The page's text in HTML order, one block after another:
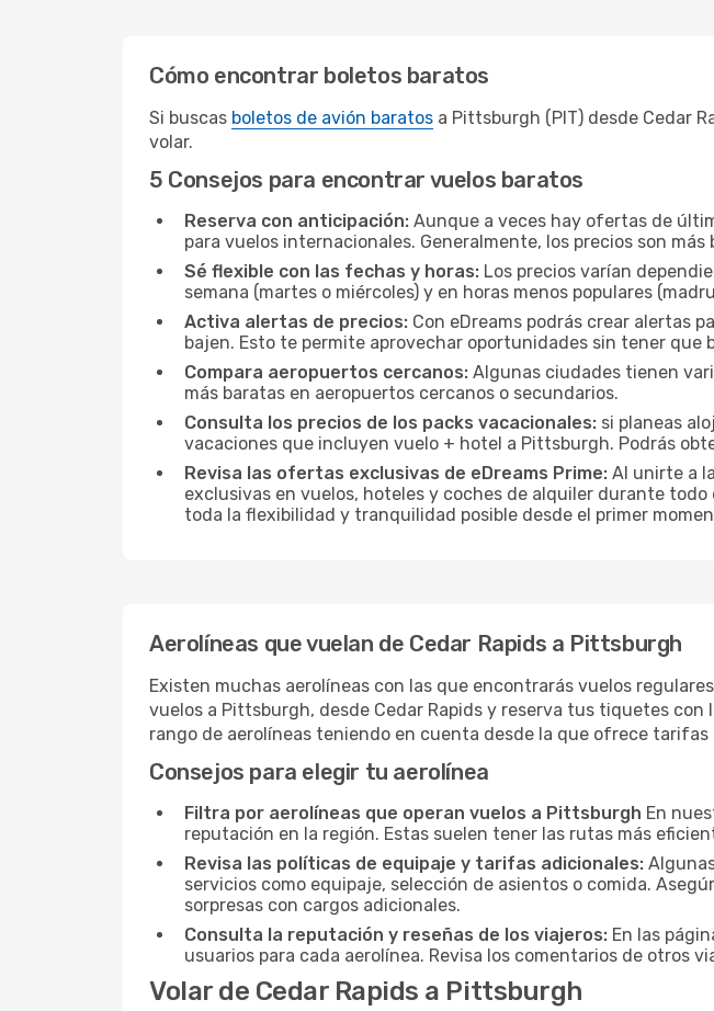
Cómo encontrar boletos baratos
Si buscas boletos de avión baratos a Pittsburgh (PIT) desde Cedar
volar.
5 Consejos para encontrar vuelos baratos
Reserva con anticipación: Aunque a veces hay ofertas de
para vuelos internacionales. Generalmente, los precios son
Sé flexible con las fechas y horas: Los precios varían
semana (martes o miércoles) y en horas menos populares
Activa alertas de precios: Con eDreams podrás crear alertas
bajen. Esto te permite aprovechar oportunidades sin tener
Compara aeropuertos cercanos: Algunas ciudades tienen
más baratas en aeropuertos cercanos o secundarios.
Consulta los precios de los packs vacacionales: si planeas
vacaciones que incluyen vuelo + hotel a Pittsburgh. Podrás
Revisa las ofertas exclusivas de eDreams Prime: Al unirte a
exclusivas en vuelos, hoteles y coches de alquiler durante
toda la flexibilidad y tranquilidad posible desde el primer
Aerolíneas que vuelan de Cedar Rapids a Pittsburgh
Existen muchas aerolíneas con las que encontrarás vuelos
vuelos a Pittsburgh, desde Cedar Rapids y reserva tus tiquetes
rango de aerolíneas teniendo en cuenta desde la que ofrece tarifas
Consejos para elegir tu aerolínea
Filtra por aerolíneas que operan vuelos a Pittsburgh En
reputación en la región. Estas suelen tener las rutas más
Revisa las políticas de equipaje y tarifas adicionales:
servicios como equipaje, selección de asientos o comida.
sorpresas con cargos adicionales.
Consulta la reputación y reseñas de los viajeros: En las
usuarios para cada aerolínea. Revisa los comentarios de otros
Volar de Cedar Rapids a Pittsburgh